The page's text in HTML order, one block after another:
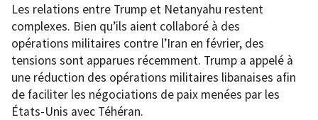
Les relations entre Trump et Netanyahu restent
complexes. Bien qu’ils aient collaboré à des
opérations militaires contre l’Iran en février, des
tensions sont apparues récemment. Trump a appelé à
une réduction des opérations militaires libanaises afin
de faciliter les négociations de paix menées par les
États-Unis avec Téhéran.